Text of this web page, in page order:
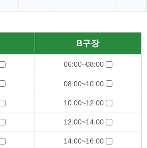
B구장
06:00~08:00
08:00~10:00
10:00~12:00
12:00~14:00
14:00~16:00